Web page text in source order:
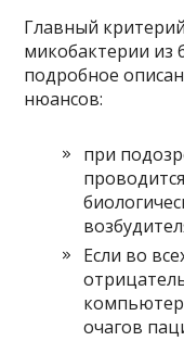
Главный
микобактерии из
подробное
нюансов:
при
Если во
очагов